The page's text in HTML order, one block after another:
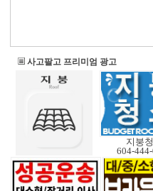
사고팔고 프리미엄 광고
지붕
604-